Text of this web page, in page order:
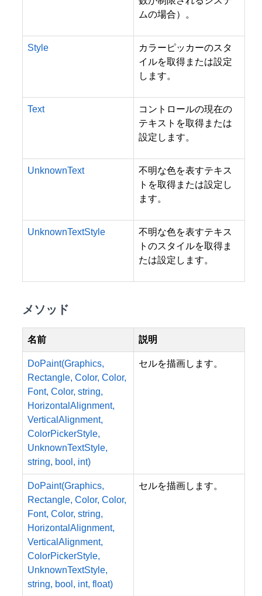
ムの場合）。
Style
カラーピッカーのスタ
イルを取得または設定
します。
Text
コントロールの現在の
テキストを取得または
設定します。
UnknownText
不明な色を表すテキス
トを取得または設定し
ます。
UnknownTextStyle
不明な色を表すテキス
トのスタイルを取得ま
たは設定します。
メソッド
名前 説明
DoPaint(Graphics,
Rectangle, Color, Color,
Font, Color, string,
HorizontalAlignment,
VerticalAlignment,
ColorPickerStyle,
UnknownTextStyle,
string, bool, int)
セルを描画します。
DoPaint(Graphics,
Rectangle, Color, Color,
Font, Color, string,
HorizontalAlignment,
VerticalAlignment,
ColorPickerStyle,
UnknownTextStyle,
string, bool, int, float)
セルを描画します。